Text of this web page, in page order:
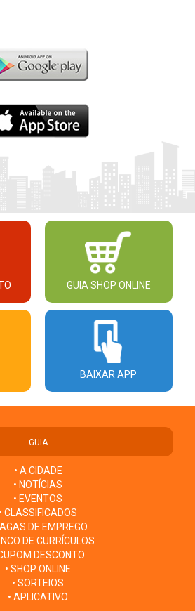
GUIA SHOP ONLINE
BAIXAR APP
GUIA
• A CIDADE
• NOTÍCIAS
• EVENTOS
• CLASSIFICADOS
DE EMPREGO
DE CURRÍCULOS
DESCONTO
• SHOP ONLINE
• SORTEIOS
• APLICATIVO